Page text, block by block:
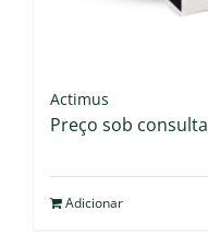
Actimus
Preço sob consulta
Adicionar